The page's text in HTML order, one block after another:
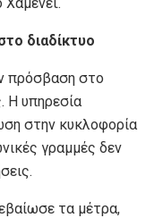
διαδίκτυο
πρόσβαση στο
Η υπηρεσία
στην κυκλοφορία
γραμμές δεν
τα μέτρα,